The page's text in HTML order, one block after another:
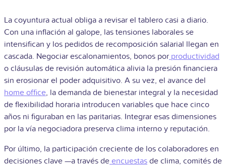
La coyuntura actual obliga a revisar el tablero casi a diario.
Con una inflación al galope, las tensiones laborales se
intensifican y los pedidos de recomposición salarial llegan en
cascada. Negociar escalonamientos, bonos por productividad
o cláusulas de revisión automática alivia la presión financiera
sin erosionar el poder adquisitivo. A su vez, el avance del
home office, la demanda de bienestar integral y la necesidad
de flexibilidad horaria introducen variables que hace cinco
años ni figuraban en las paritarias. Integrar esas dimensiones
por la vía negociadora preserva clima interno y reputación.
Por último, la participación creciente de los colaboradores en
decisiones clave —a través de encuestas de clima, comités de